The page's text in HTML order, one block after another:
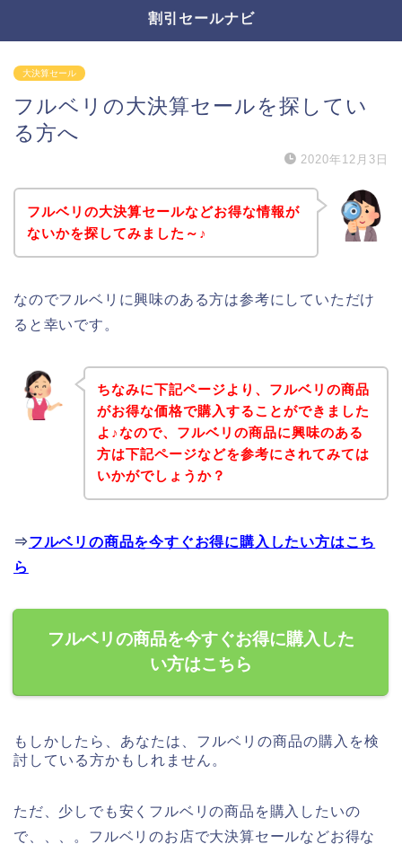
割引セールナビ
大決算セール
フルベリの大決算セールを探してい
る方へ
2020年12月3日
フルベリの大決算セールなどお得な情報が
ないかを探してみました～♪
なのでフルベリに興味のある方は参考にしていただけ
ると幸いです。
ちなみに下記ページより、フルベリの商品
がお得な価格で購入することができました
よ♪なので、フルベリの商品に興味のある
方は下記ページなどを参考にされてみては
いかがでしょうか？
⇒フルベリの商品を今すぐお得に購入したい方はこち
ら
フルベリの商品を今すぐお得に購入した
い方はこちら
もしかしたら、あなたは、フルベリの商品の購入を検
討している方かもしれません。
ただ、少しでも安くフルベリの商品を購入したいの
で、、、。フルベリのお店で大決算セールなどお得な